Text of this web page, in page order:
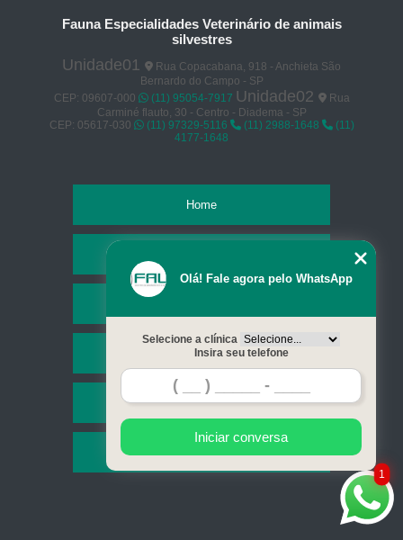
Fauna Especialidades Veterinário de animais
silvestres
Unidade01
Rua Copacabana, 918 - Anchieta São
Bernardo do Campo - SP
CEP: 09607-000
(11) 95054-7917 Unidade02
Rua
Carminé flauto, 30 - Centro - Diadema - SP
CEP: 05617-030
(11) 97329-5116 (11) 2988-1648
(11)
4177-1648
Home
Serviços
Contato
Mapa do site
1
Olá! Fale agora pelo WhatsApp
Selecione a clínica
Insira seu telefone
Iniciar conversa